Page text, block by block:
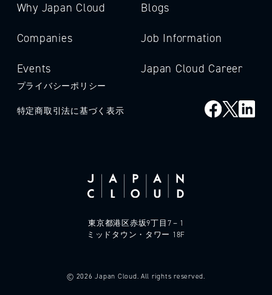
Why Japan Cloud
Companies
Events
Blogs
Job Information
Japan Cloud Career
プライバシーポリシー
特定商取引法に基づく表示
東京都港区赤坂9丁目7－1
ミッドタウン・タワー 18F
© 2026 Japan Cloud. All rights reserved.